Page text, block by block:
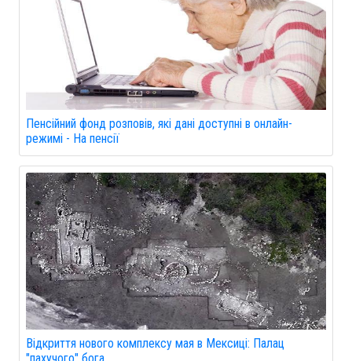
Пенсійний фонд розповів, які дані доступні в онлайн-
режимі - На пенсії
Відкриття нового комплексу мая в Мексиці: Палац